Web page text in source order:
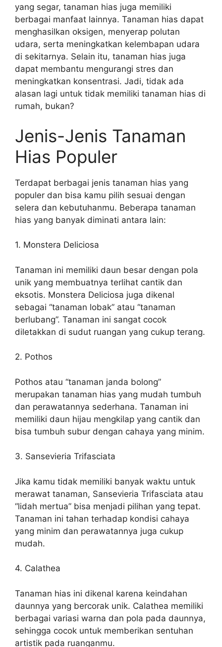
yang segar, tanaman hias juga memiliki
berbagai manfaat lainnya. Tanaman hias dapat
menghasilkan oksigen, menyerap polutan
udara, serta meningkatkan kelembapan udara
di sekitarnya. Selain itu, tanaman hias juga
dapat membantu mengurangi stres dan
meningkatkan konsentrasi. Jadi, tidak ada
alasan lagi untuk tidak memiliki tanaman hias di
rumah, bukan?
Jenis-Jenis Tanaman
Hias Populer
Terdapat berbagai jenis tanaman hias yang
populer dan bisa kamu pilih sesuai dengan
selera dan kebutuhanmu. Beberapa tanaman
hias yang banyak diminati antara lain:
1. Monstera Deliciosa
Tanaman ini memiliki daun besar dengan pola
unik yang membuatnya terlihat cantik dan
eksotis. Monstera Deliciosa juga dikenal
sebagai “tanaman lobak” atau “tanaman
berlubang”. Tanaman ini sangat cocok
diletakkan di sudut ruangan yang cukup terang.
2. Pothos
Pothos atau “tanaman janda bolong”
merupakan tanaman hias yang mudah tumbuh
dan perawatannya sederhana. Tanaman ini
memiliki daun hijau mengkilap yang cantik dan
bisa tumbuh subur dengan cahaya yang minim.
3. Sansevieria Trifasciata
Jika kamu tidak memiliki banyak waktu untuk
merawat tanaman, Sansevieria Trifasciata atau
“lidah mertua” bisa menjadi pilihan yang tepat.
Tanaman ini tahan terhadap kondisi cahaya
yang minim dan perawatannya juga cukup
mudah.
4. Calathea
Tanaman hias ini dikenal karena keindahan
daunnya yang bercorak unik. Calathea memiliki
berbagai variasi warna dan pola pada daunnya,
sehingga cocok untuk memberikan sentuhan
artistik pada ruanganmu.